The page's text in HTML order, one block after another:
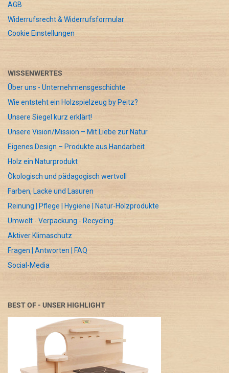
AGB
Widerrufsrecht & Widerrufsformular
Cookie Einstellungen
WISSENWERTES
Über uns - Unternehmensgeschichte
Wie entsteht ein Holzspielzeug by Peitz?
Unsere Siegel kurz erklärt!
Unsere Vision/Mission – Mit Liebe zur Natur
Eigenes Design – Produkte aus Handarbeit
Holz ein Naturprodukt
Ökologisch und pädagogisch wertvoll
Farben, Lacke und Lasuren
Reinung | Pflege | Hygiene | Natur-Holzprodukte
Umwelt - Verpackung - Recycling
Aktiver Klimaschutz
Fragen | Antworten | FAQ
Social-Media
BEST OF - UNSER HIGHLIGHT